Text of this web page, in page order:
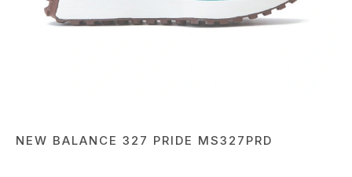
NEW BALANCE 327 PRIDE MS327PRD